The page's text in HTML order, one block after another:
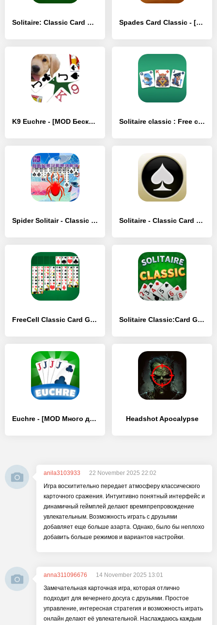
Solitaire: Classic Card Games - [MOD Бесконечные деньги] Spades Card Classic - [MOD Бесконечные монеты]
K9 Euchre - [MOD Бесконечные деньги] Solitaire classic : Free card - [MOD Много монет]
Spider Solitair - Classic Card - [MOD Много монет] Solitaire - Classic Card Games - [MOD Много монет]
FreeCell Classic Card Game - [MOD Бесконечные монеты] Solitaire Classic:Card Game - [MOD Бесконечные деньги]
Euchre - [MOD Много денег] Headshot Apocalypse
anila3103933
22 November 2025 22:02
Игра восхитительно передает атмосферу классического
карточного сражения. Интуитивно понятный интерфейс и
динамичный геймплей делают времяпрепровождение
увлекательным. Возможность играть с друзьями
добавляет еще больше азарта. Однако, было бы неплохо
добавить больше режимов и вариантов настройки.
anna311096676
14 November 2025 13:01
Замечательная карточная игра, которая отлично
подходит для вечернего досуга с друзьями. Простое
управление, интересная стратегия и возможность играть
онлайн делают её увлекательной. Наслаждаюсь каждым